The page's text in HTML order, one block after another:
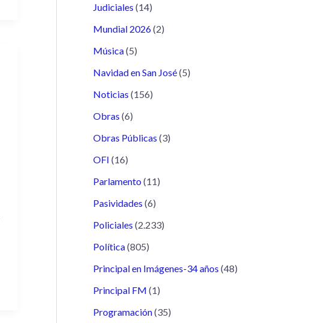
Judiciales (14)
Mundial 2026(2)
Música(5)
Navidad en San José(5)
Noticias (156)
Obras (6)
Obras Públicas (3)
OFI (16)
Parlamento (11)
Pasividades (6)
Policiales (2.233)
Política(805)
Principal en Imágenes-34 años (48)
Principal FM (1)
Programación(35)